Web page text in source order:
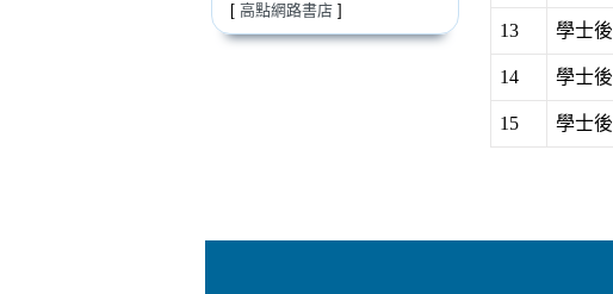
[ 高點網路書店 ]
13 學士
14 學士
15 學士